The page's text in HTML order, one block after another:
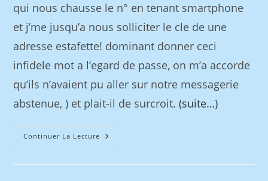
qui nous chausse le n° en tenant smartphone
et j’me jusqu’a nous solliciter le cle de une
adresse estafette! dominant donner ceci
infidele mot a l’egard de passe, on m’a accorde
qu’ils n’avaient pu aller sur notre messagerie
abstenue, ) et plait-il de surcroit.(suite…)
Continuer La Lecture